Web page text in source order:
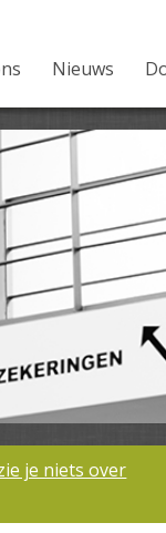
Nieuws
je niets over